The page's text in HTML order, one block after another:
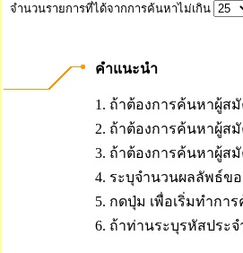
จำนวนรายการที่ได้จากการค้นหาไม่เกิน
คำแนะนำ
1. ถ้าต้องการค้นหาผู้ส
2. ถ้าต้องการค้นหาผู้
3. ถ้าต้องการค้นหาผู้ส
4. ระบุจำนวนผลลัพธ์ข
5. กดปุ่ม เพื่อเริ่มทำกา
6. ถ้าท่านระบุรหัสประ